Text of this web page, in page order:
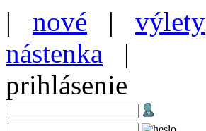
| nové | výlety
nástenka
|
prihlásenie